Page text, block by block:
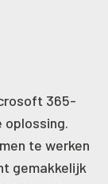
365-
oplossing.
te werken
gemakkelijk